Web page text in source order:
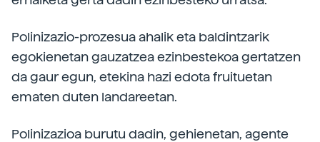
Polinizazio-prozesua ahalik eta baldintzarik
egokienetan gauzatzea ezinbestekoa gertatzen
da gaur egun, etekina hazi edota fruituetan
ematen duten landareetan.
Polinizazioa burutu dadin, gehienetan, agente